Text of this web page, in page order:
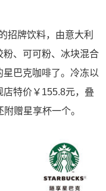
招牌饮料，由意大利
、可可粉、冰块混合
巴克咖啡了。冷冻以
特价￥155.8元，叠
赠星享杯一个。